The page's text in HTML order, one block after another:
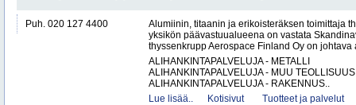
Puh. 020 127 4400
Alumiinin, titaanin ja erikoisteräksen toimittaja
yksikön päävastuualueena on vastata
thyssenkrupp Aerospace Finland Oy on johtava
ALIHANKINTAPALVELUJA - METALLI
ALIHANKINTAPALVELUJA - MUU TEOLLISUUS
ALIHANKINTAPALVELUJA - RAKENNUS..
Lue lisää..
Kotisivut Tuotteet ja palvelut